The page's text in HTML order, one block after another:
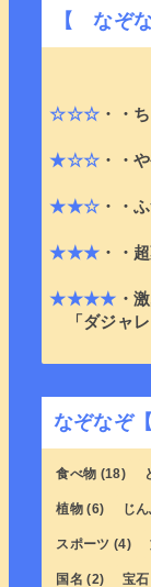
【 なぞ
☆☆☆ ・・
★☆☆ ・・
★★☆ ・・
★★★ ・・
★★★★ ・
「ダジャレ
なぞなぞ
食べ物 (18)
植物 (6) じ
スポーツ (4)
国名 (2) 宝石